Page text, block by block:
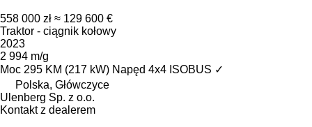
558 000 zł ≈ 129 600 €
Traktor - ciągnik kołowy
2023
2 994 m/g
Moc 295 KM (217 kW) Napęd 4x4 ISOBUS ✓
Polska, Główczyce
Ulenberg Sp. z o.o.
Kontakt z dealerem